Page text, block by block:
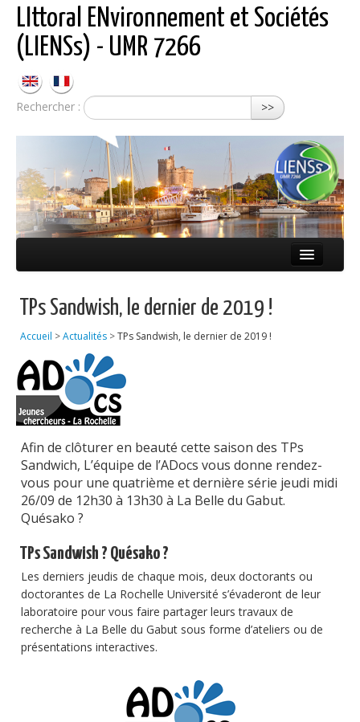
LIttoral ENvironnement et Sociétés
(LIENSs) - UMR 7266
Rechercher : >>
Équipes
Réseaux
Publications
Soutien technique
Données
Emplois/Stages/Formations
Science pour tou·te·s
TPs Sandwish, le dernier de 2019 !
Accueil >Actualités >TPs Sandwish, le dernier de 2019 !
Afin de clôturer en beauté cette saison des TPs
Sandwich, L’équipe de l’ADocs vous donne rendez-
vous pour une quatrième et dernière série jeudi midi
26/09 de 12h30 à 13h30 à La Belle du Gabut.
Quésako ?
TPs Sandwish ? Quésako ?
Les derniers jeudis de chaque mois, deux doctorants ou
doctorantes de La Rochelle Université s’évaderont de leur
laboratoire pour vous faire partager leurs travaux de
recherche à La Belle du Gabut sous forme d’ateliers ou de
présentations interactives.